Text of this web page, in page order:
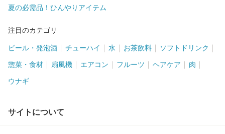
夏の必需品！ひんやりアイテム
注目のカテゴリ
ビール・発泡酒 チューハイ 水 お茶飲料 ソフトドリンク
惣菜・食材 扇風機 エアコン フルーツ ヘアケア 肉
ウナギ
サイトについて